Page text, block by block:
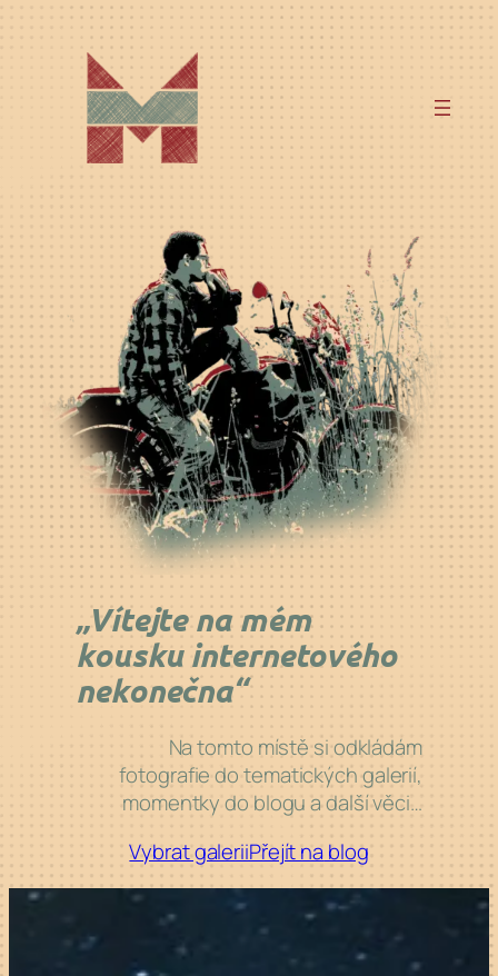
„Vítejte na mém
kousku internetového
nekonečna“
Na tomto místě siodkládám
fotografie dotematických galerií,
momentky do blogu adalší věci…
Vybrat galeriiPřejít nablog